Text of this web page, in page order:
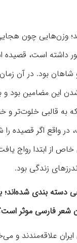
وزن‌هایی چون
داشته است،
بود. در آن
این مضامین بود
که به قالبی خلوت‌تر
اگر قصیده را
از ابتدا رواج
زندگی بود.
دسته بندی شده‌اند؛
شعر فارسی موثر
علاقه‌مندند و